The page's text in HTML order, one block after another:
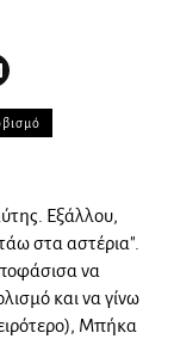
Εξάλλου,
στα αστέρια".
να
και να γίνω
Μπήκα